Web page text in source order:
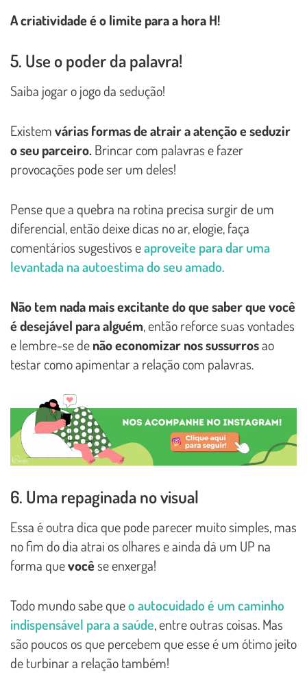
A criatividade é o limite para a hora H!
5. Use o poder da palavra!
Saiba jogar o jogo da sedução!
Existemvárias formas de atrair a atenção e seduzir
o seu parceiro.Brincar com palavras e fazer
provocações pode ser um deles!
Pense que a quebra na rotina precisa surgir de um
diferencial, então deixe dicas no ar, elogie, faça
comentários sugestivos eaproveite para dar uma
levantada na autoestima do seu amado.
Não tem nada mais excitante do que saber que você
é desejável para alguém, então reforce suas vontades
e lembre-se denão economizar nos sussurrosao
testar como apimentar a relação com palavras.
6. Uma repaginada no visual
Essa é outra dica que pode parecer muito simples, mas
no fim do dia atrai os olhares e ainda dá um UP na
forma quevocêse enxerga!
Todo mundo sabe queo autocuidado é um caminho
indispensável para a saúde, entre outras coisas. Mas
são poucos os que percebem que esse é um ótimo jeito
de turbinar a relação também!